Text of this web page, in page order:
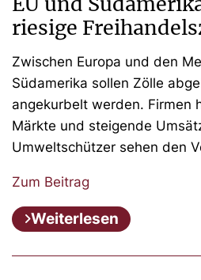
riesige
Zwischen Europa und den
Südamerika sollen Zölle
angekurbelt werden. Firmen
Märkte und steigende
Umweltschützer sehen den
Zum Beitrag
Weiterlesen